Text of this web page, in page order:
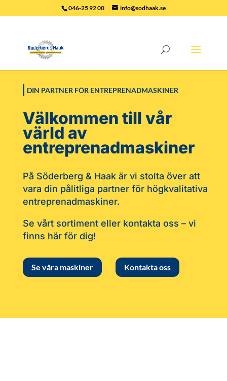
046-25 92 00 info@sodhaak.se
DIN PARTNER FÖR ENTREPRENADMASKINER
Välkommen till vår
värld av
entreprenadmaskiner
På Söderberg & Haak är vi stolta över att
vara din pålitliga partner för högkvalitativa
entreprenadmaskiner.
Se vårt sortiment eller kontakta oss – vi
finns här för dig!
Se våra maskiner Kontakta oss